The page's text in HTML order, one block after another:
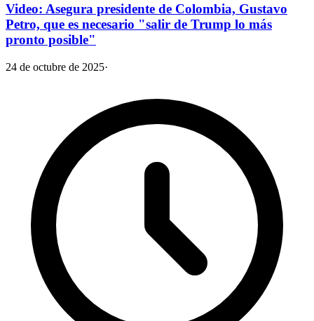
Video: Asegura presidente de Colombia, Gustavo
Petro, que es necesario "salir de Trump lo más
pronto posible"
24 de octubre de 2025·